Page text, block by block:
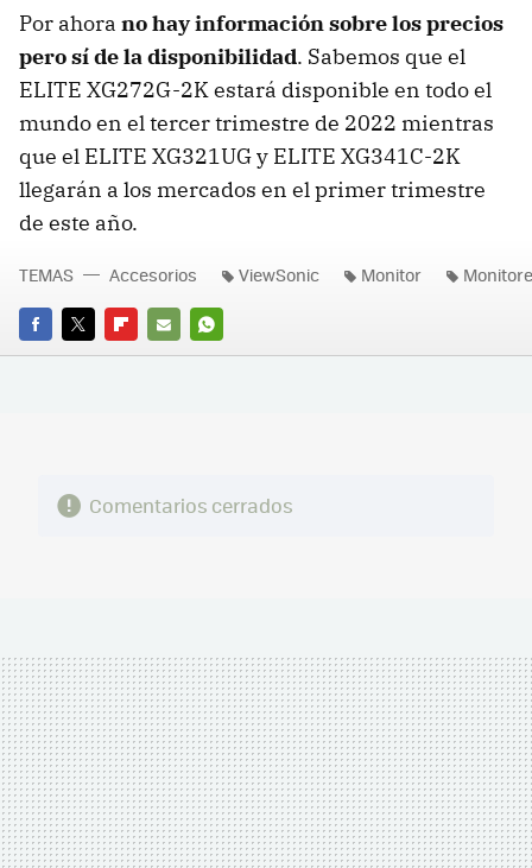
Por ahora no hay información sobre los precios
pero sí de la disponibilidad. Sabemos que el
ELITE XG272G-2K estará disponible en todo el
mundo en el tercer trimestre de 2022 mientras
que el ELITE XG321UG y ELITE XG341C-2K
llegarán a los mercados en el primer trimestre
de este año.
FACEBOOK
TWITTERFLIPBOARD
E-
WHATSAPP
TEMAS Accesorios ViewSonic Monitor
Comentarios cerrados